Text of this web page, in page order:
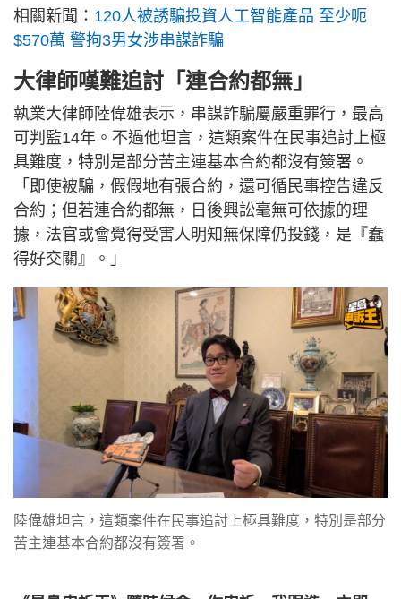
相關新聞： 120人被誘騙投資人工智能產品 至少呃
$570萬 警拘3男女涉串謀詐騙
大律師嘆難追討「連合約都無」
執業大律師陸偉雄表示，串謀詐騙屬嚴重罪行，最高
可判監14年。不過他坦言，這類案件在民事追討上極
具難度，特別是部分苦主連基本合約都沒有簽署。
「即使被騙，假假地有張合約，還可循民事控告違反
合約；但若連合約都無，日後興訟毫無可依據的理
據，法官或會覺得受害人明知無保障仍投錢，是『蠢
得好交關』。」
陸偉雄坦言，這類案件在民事追討上極具難度，特別是部分
苦主連基本合約都沒有簽署。